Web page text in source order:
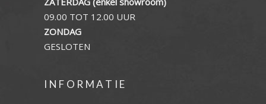
09.00 TOT 12.00 UUR
ZONDAG
GESLOTEN
INFORMATIE